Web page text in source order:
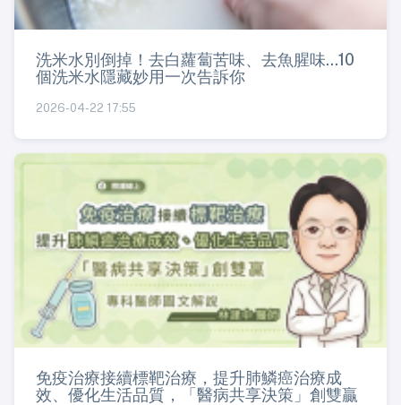
洗米水別倒掉！去白蘿蔔苦味、去魚腥味...10
個洗米水隱藏妙用一次告訴你
2026-04-22 17:55
免疫治療接續標靶治療，提升肺鱗癌治療成
效、優化生活品質，「醫病共享決策」創雙贏